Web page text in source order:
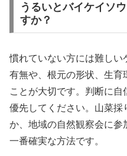
うるいとバイケイソ
すか？
慣れていない方には難し
有無や、根元の形状、生育
ことが大切です。判断に
優先してください。山菜採
か、地域の自然観察会に
一番確実な方法です。